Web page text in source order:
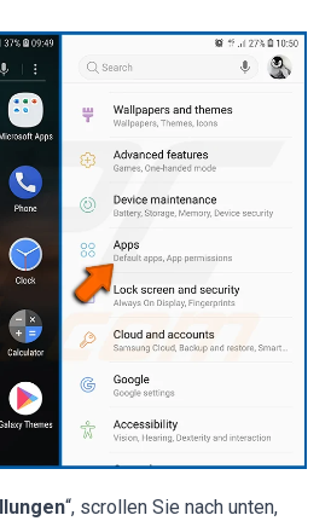
“, scrollen Sie nach unten,